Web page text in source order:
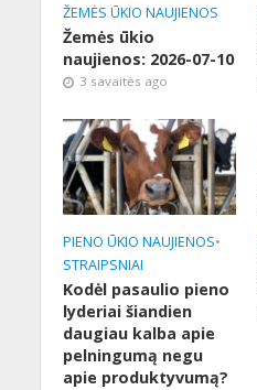
ŽEMĖS ŪKIO NAUJIENOS
Žemės ūkio
naujienos: 2026-07-10
3 savaitės ago
PIENO ŪKIO NAUJIENOS•
STRAIPSNIAI
Kodėl pasaulio pieno
lyderiai šiandien
daugiau kalba apie
pelningumą negu
apie produktyvumą?